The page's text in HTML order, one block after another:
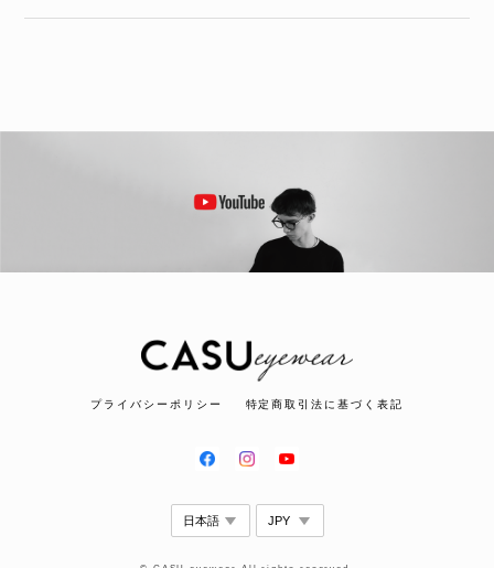
プライバシーポリシー 特定商取引法に基づく表記